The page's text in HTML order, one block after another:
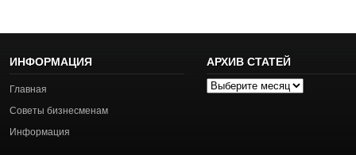
ИНФОРМАЦИЯ
Главная
Советы бизнесменам
Информация
АРХИВ СТАТЕЙ
Архив